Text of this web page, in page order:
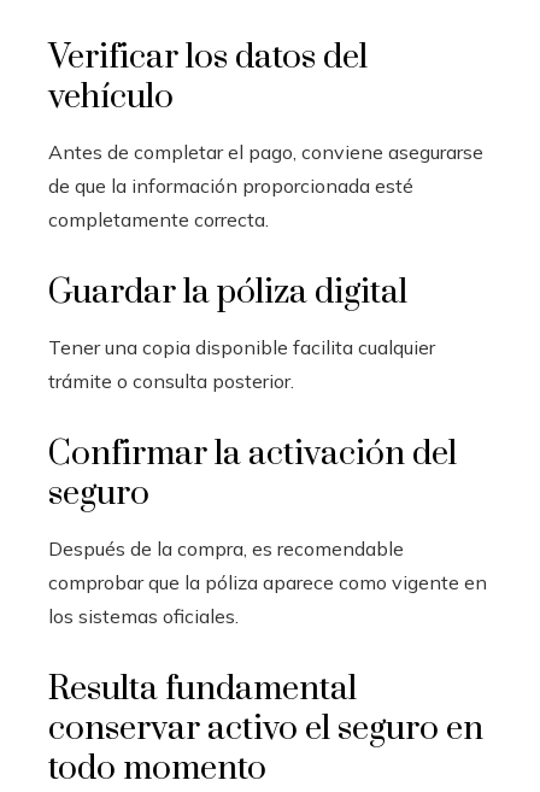
Verificar los datos del
vehículo
Antes de completar el pago, conviene asegurarse
de que la información proporcionada esté
completamente correcta.
Guardar la póliza digital
Tener una copia disponible facilita cualquier
trámite o consulta posterior.
Confirmar la activación del
seguro
Después de la compra, es recomendable
comprobar que la póliza aparece como vigente en
los sistemas oficiales.
Resulta fundamental
conservar activo el seguro en
todo momento